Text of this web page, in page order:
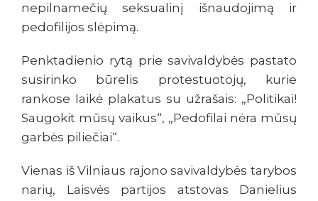
nepilnamečių seksualinį išnaudojimą ir
pedofilijos slėpimą.
Penktadienio rytą prie savivaldybės pastato
susirinko būrelis protestuotojų, kurie
rankose laikė plakatus su užrašais: „Politikai!
Saugokit mūsų vaikus“, „Pedofilai nėra mūsų
garbės piliečiai“.
Vienas iš Vilniaus rajono savivaldybės tarybos
narių, Laisvės partijos atstovas Danielius